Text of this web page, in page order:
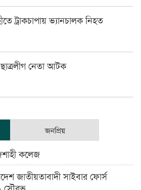
ট্রাকচাপায় ভ্যানচালক নিহত
নেতা আটক
জনপ্রিয়
কলেজ
জাতীয়তাবাদী সাইবার ফোর্স